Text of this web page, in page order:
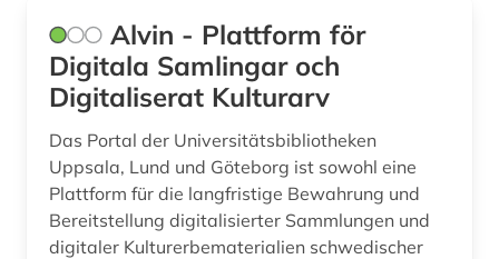
faksimile (5)
familienname (4)
faust (2)
ferdinand gregorovius (1)
fernsehen (2)
Alvin - Plattform för
Digitala Samlingar och
Digitaliserat Kulturarv
Das Portal der Universitätsbibliotheken
Uppsala, Lund und Göteborg ist sowohl eine
Plattform für die langfristige Bewahrung und
Bereitstellung digitalisierter Sammlungen und
digitaler Kulturerbematerialien schwedischer